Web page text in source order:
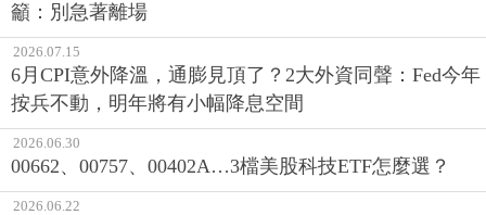
籲：別急著離場
2026.07.15
6月CPI意外降溫，通膨見頂了？2大外資同聲：Fed今年
按兵不動，明年將有小幅降息空間
2026.06.30
00662、00757、00402A…3檔美股科技ETF怎麼選？
2026.06.22